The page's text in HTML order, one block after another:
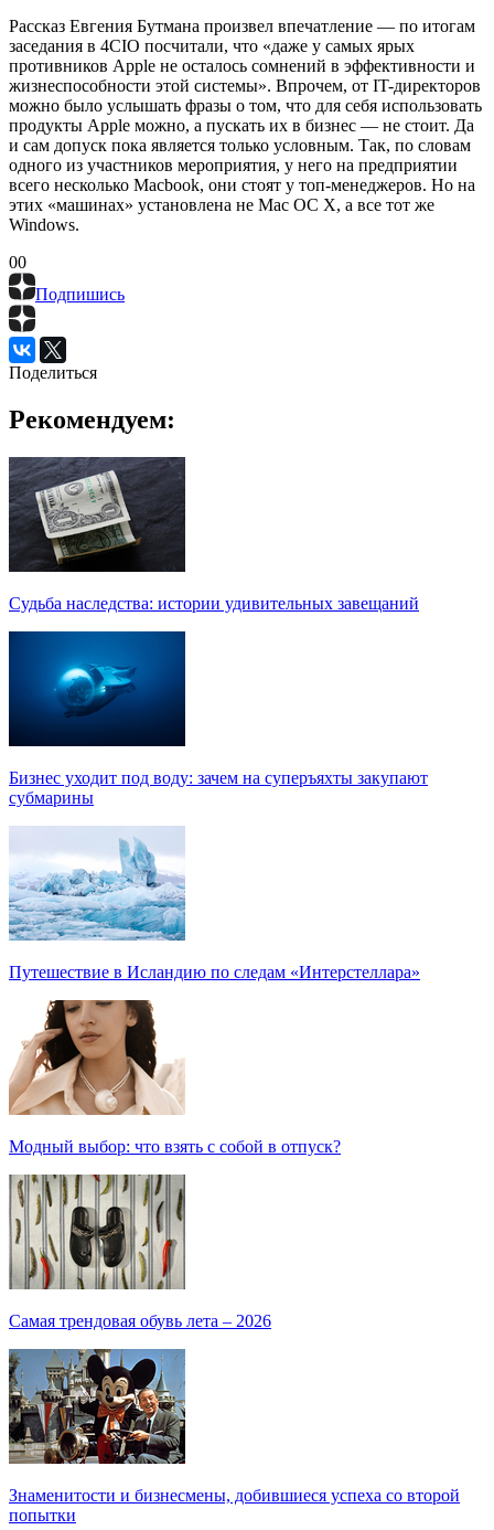
Рассказ Евгения Бутмана произвел впечатление — по итогам
заседания в 4CIO посчитали, что «даже у самых ярых
противников Apple не осталось сомнений в эффективности и
жизнеспособности этой системы». Впрочем, от IT-директоров
можно было услышать фразы о том, что для себя использовать
продукты Apple можно, а пускать их в бизнес — не стоит. Да
и сам допуск пока является только условным. Так, по словам
одного из участников мероприятия, у него на предприятии
всего несколько Macbook, они стоят у топ-менеджеров. Но на
этих «машинах» установлена не Mac OC X, а все тот же
Windows.
00
Подпишись
Поделиться
Рекомендуем:
Судьба наследства: истории удивительных завещаний
Бизнес уходит под воду: зачем на суперъяхты закупают
субмарины
Путешествие в Исландию по следам «Интерстеллара»
Модный выбор: что взять с собой в отпуск?
Самая трендовая обувь лета – 2026
Знаменитости и бизнесмены, добившиеся успеха со второй
попытки